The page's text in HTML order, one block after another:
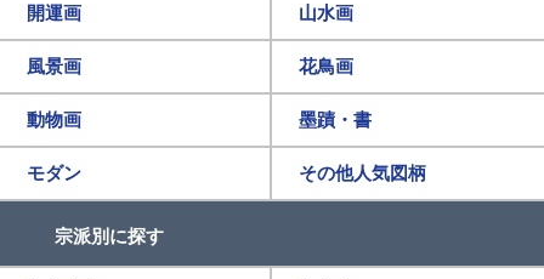
開運画 山水画
風景画 花鳥画
動物画 墨蹟・書
モダン その他人気図柄
宗派別に探す